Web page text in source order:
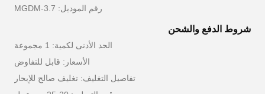
رقم الموديل: MGDM-3.7
شروط الدفع والشحن
الحد الأدنى لكمية: 1 مجموعة
الأسعار: قابل للتفاوض
تفاصيل التغليف: تغليف صالح للإبحار